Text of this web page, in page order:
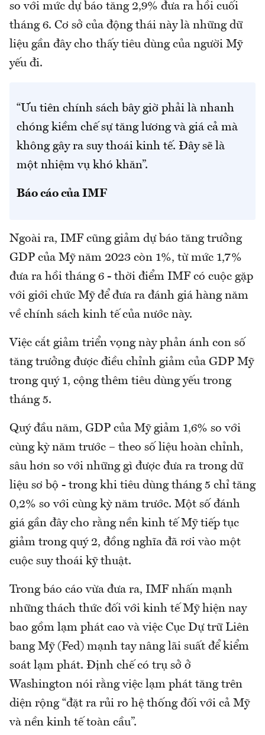
so với mức dự báo tăng 2,9% đưa ra hồi cuối
tháng 6. Cơ sở của động thái này là những dữ
liệu gần đây cho thấy tiêu dùng của người Mỹ
yếu đi.
“Ưu tiên chính sách bây giờ phải là nhanh
chóng kiềm chế sự tăng lương và giá cả mà
không gây ra suy thoái kinh tế. Đây sẽ là
một nhiệm vụ khó khăn”.
Báo cáo của IMF
Ngoài ra, IMF cũng giảm dự báo tăng trưởng
GDP của Mỹ năm 2023 còn 1%, từ mức 1,7%
đưa ra hồi tháng 6 - thời điểm IMF có cuộc gặp
với giới chức Mỹ để đưa ra đánh giá hàng năm
về chính sách kinh tế của nước này.
Việc cắt giảm triển vọng này phản ánh con số
tăng trưởng được điều chỉnh giảm của GDP Mỹ
trong quý 1, cộng thêm tiêu dùng yếu trong
tháng 5.
Quý đầu năm, GDP của Mỹ giảm 1,6% so với
cùng kỳ năm trước – theo số liệu hoàn chỉnh,
sâu hơn so với những gì được đưa ra trong dữ
liệu sơ bộ - trong khi tiêu dùng tháng 5 chỉ tăng
0,2% so với cùng kỳ năm trước. Một số đánh
giá gần đây cho rằng nền kinh tế Mỹ tiếp tục
giảm trong quý 2, đồng nghĩa đã rơi vào một
cuộc suy thoái kỹ thuật.
Trong báo cáo vừa đưa ra, IMF nhấn mạnh
những thách thức đối với kinh tế Mỹ hiện nay
bao gồm lạm phát cao và việc Cục Dự trữ Liên
bang Mỹ (Fed) mạnh tay nâng lãi suất để kiểm
soát lạm phát. Định chế có trụ sở ở
Washington nói rằng việc lạm phát tăng trên
diện rộng “đặt ra rủi ro hệ thống đối với cả Mỹ
và nền kinh tế toàn cầu”.